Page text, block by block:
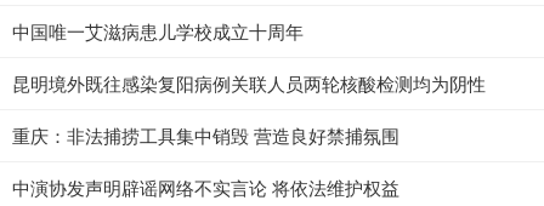
中国唯一艾滋病患儿学校成立十周年
昆明境外既往感染复阳病例关联人员两轮核酸检测均为阴性
重庆：非法捕捞工具集中销毁 营造良好禁捕氛围
中演协发声明辟谣网络不实言论 将依法维护权益